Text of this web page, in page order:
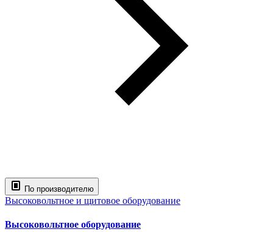
По производителю
Высоковольтное и щитовое оборудование
Высоковольтное оборудование